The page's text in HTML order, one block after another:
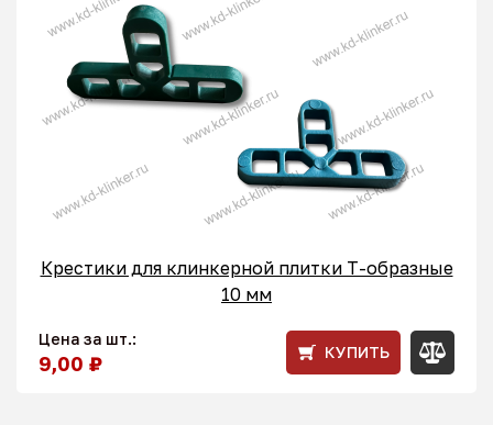
Крестики для клинкерной плитки T-образные
10 мм
Цена за шт.:
9,00 ₽ КУПИТЬ